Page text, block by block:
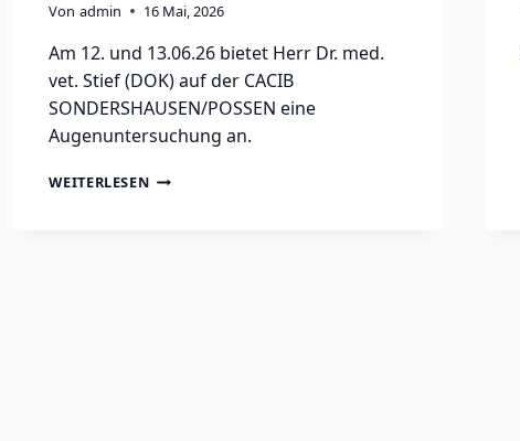
Von admin 16 Mai, 2026
Am 12. und 13.06.26 bietet Herr Dr. med.
vet. Stief (DOK) auf der CACIB
SONDERSHAUSEN/POSSEN eine
Augenuntersuchung an.
WEITERLESENDOK-